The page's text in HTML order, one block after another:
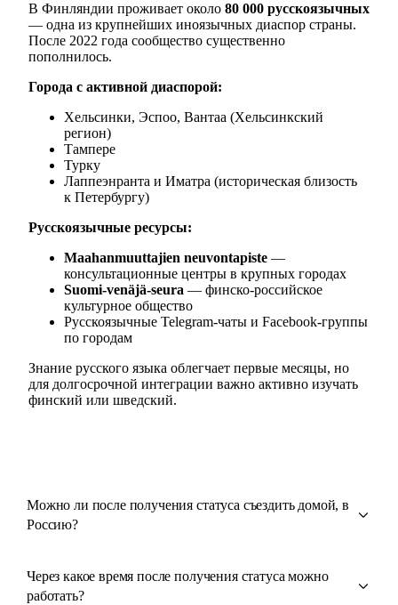
В Финляндии проживает около 80 000 русскоязычных
— одна из крупнейших иноязычных диаспор страны.
После 2022 года сообщество существенно
пополнилось.
Города с активной диаспорой:
Хельсинки, Эспоо, Вантаа (Хельсинкский
регион)
Тампере
Турку
Лаппеэнранта и Иматра (историческая близость
к Петербургу)
Русскоязычные ресурсы:
Maahanmuuttajien neuvontapiste —
консультационные центры в крупных городах
Suomi-venäjä-seura — финско-российское
культурное общество
Русскоязычные Telegram-чаты и Facebook-группы
по городам
Знание русского языка облегчает первые месяцы, но
для долгосрочной интеграции важно активно изучать
финский или шведский.
Можно ли после получения статуса съездить домой, в
Россию?
Через какое время после получения статуса можно
работать?